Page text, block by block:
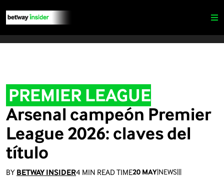
PREMIER LEAGUE
Arsenal campeón Premier
League 2026: claves del
título
20 MAY|NEWS|
BY BETWAY INSIDER |
4 MIN READ TIME |